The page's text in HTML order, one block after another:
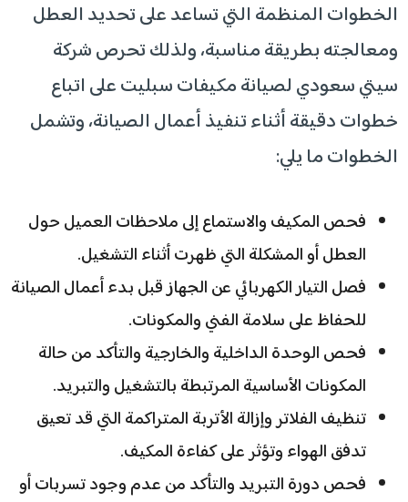
الخطوات المنظمة التي تساعد على تحديد العطل
ومعالجته بطريقة مناسبة، ولذلك تحرص شركة
سيتي سعودي لصيانة مكيفات سبليت على اتباع
خطوات دقيقة أثناء تنفيذ أعمال الصيانة، وتشمل
الخطوات ما يلي:
فحص المكيف والاستماع إلى ملاحظات العميل حول
العطل أو المشكلة التي ظهرت أثناء التشغيل.
فصل التيار الكهربائي عن الجهاز قبل بدء أعمال الصيانة
للحفاظ على سلامة الفني والمكونات.
فحص الوحدة الداخلية والخارجية والتأكد من حالة
المكونات الأساسية المرتبطة بالتشغيل والتبريد.
تنظيف الفلاتر وإزالة الأتربة المتراكمة التي قد تعيق
تدفق الهواء وتؤثر على كفاءة المكيف.
فحص دورة التبريد والتأكد من عدم وجود تسربات أو